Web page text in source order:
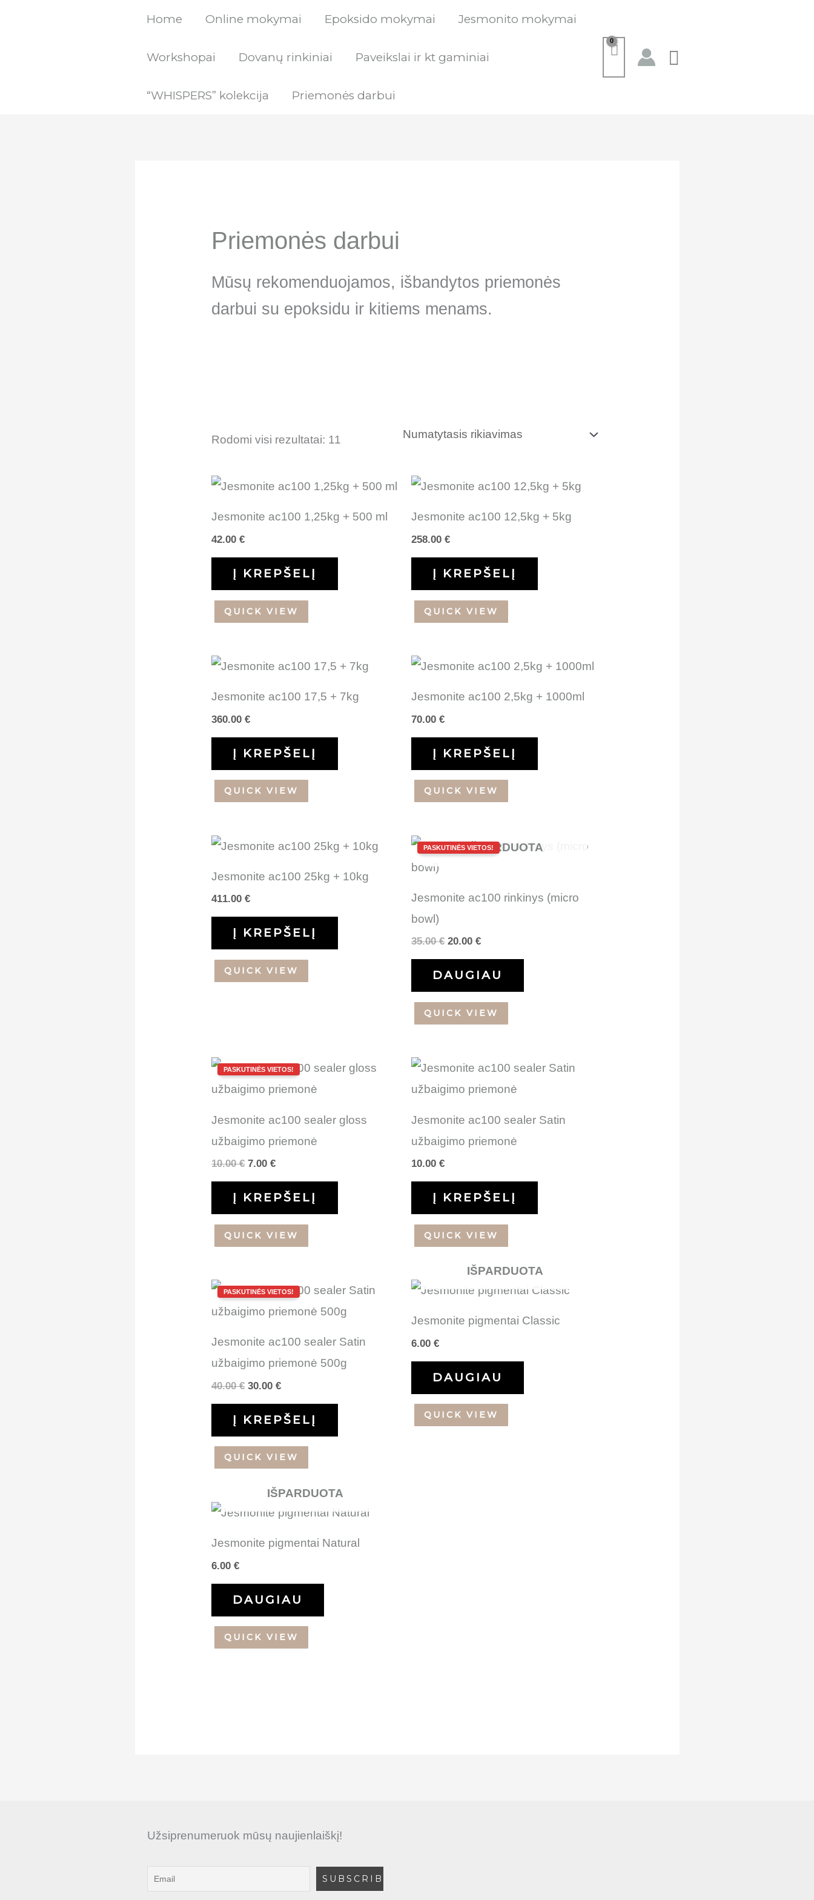
Home Online mokymai Epoksido mokymai Jesmonito mokymai
Workshopai Dovanų rinkiniai Paveikslai ir kt gaminiai
“WHISPERS” kolekcija Priemonės darbui
Paieška
Priemonės darbui
Mūsų rekomenduojamos, išbandytos priemonės
darbui su epoksidu ir kitiems menams.
Rodomi visi rezultatai: 11
Jesmonite ac100 1,25kg + 500 ml
42.00€
Į KREPŠELĮ
QUICK VIEW
Jesmonite ac100 12,5kg + 5kg
258.00€
Į KREPŠELĮ
QUICK VIEW
Jesmonite ac100 17,5 + 7kg
360.00€
Į KREPŠELĮ
QUICK VIEW
Jesmonite ac100 2,5kg + 1000ml
70.00€
Į KREPŠELĮ
QUICK VIEW
Jesmonite ac100 25kg + 10kg
411.00€
Į KREPŠELĮ
QUICK VIEW
IŠPARDUOTA
Jesmonite ac100 rinkinys (micro
bowl)
35.00€
Original
price
20.00€
Current
price
DAUGIAU
QUICK VIEW
Jesmonite ac100 sealer gloss
užbaigimo priemonė
10.00€
Original
price
was:
7.00€
Current
price
is:
Į KREPŠELĮ
QUICK VIEW
Jesmonite ac100 sealer Satin
užbaigimo priemonė
10.00€
Į KREPŠELĮ
QUICK VIEW
Jesmonite ac100 sealer Satin
užbaigimo priemonė 500g
40.00€
Original
price
was:
30.00€
Current
price
is:
Į KREPŠELĮ
QUICK VIEW
IŠPARDUOTA
Jesmonite pigmentai Classic
6.00€
DAUGIAU
QUICK VIEW
IŠPARDUOTA
Jesmonite pigmentai Natural
6.00€
DAUGIAU
QUICK VIEW
Užsiprenumeruok mūsų naujienlaiškį!